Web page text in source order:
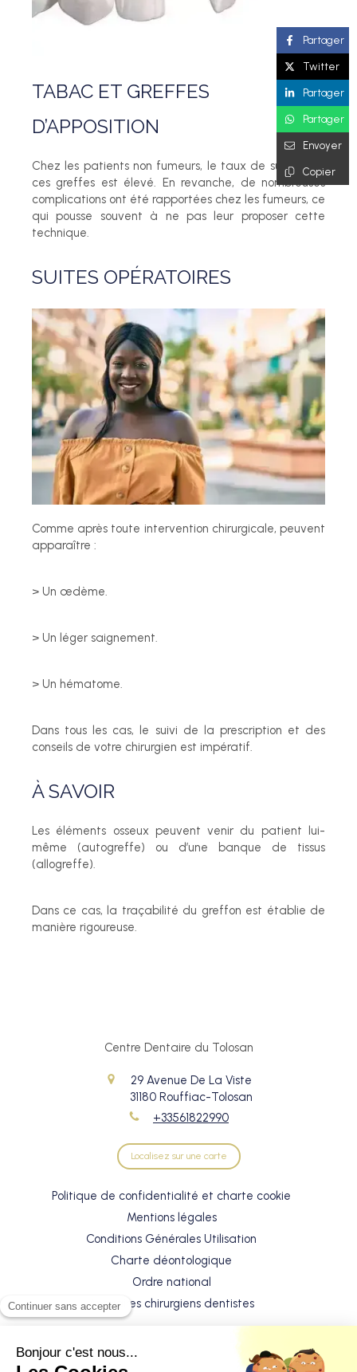
TABAC ET GREFFES
D’APPOSITION
Chez les patients non fumeurs, le taux de succès de
ces greffes est élevé. En revanche, de nombreuses
complications ont été rapportées chez les fumeurs, ce
qui pousse souvent à ne pas leur proposer cette
technique.
SUITES OPÉRATOIRES
Comme après toute intervention chirurgicale, peuvent
apparaître :
> Un œdème.
> Un léger saignement.
> Un hématome.
Dans tous les cas, le suivi de la prescription et des
conseils de votre chirurgien est impératif.
À SAVOIR
Les éléments osseux peuvent venir du patient lui-
même (autogreffe) ou d’une banque de tissus
(allogreffe).
Dans ce cas, la traçabilité du greffon est établie de
manière rigoureuse.
Partager
Twitter
Partager
Partager
Envoyer
Copier
Centre Dentaire du Tolosan
29 Avenue De La Viste
31180 Rouffiac-Tolosan
+33561822990
Localisez sur une carte
Politique de confidentialité et charte cookie
Mentions légales
Conditions Générales Utilisation
Charte déontologique
Ordre national
Annuaires chirurgiens dentistes
Horaires du cabinet